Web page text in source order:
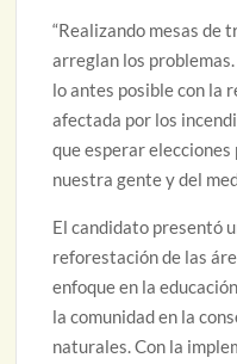
“Realizando mesas de
arreglan los
lo antes posible con la
afectada por los
que esperar
nuestra gente y del
El candidato presentó
reforestación de las
enfoque en la
la comunidad en la
naturales. Con la